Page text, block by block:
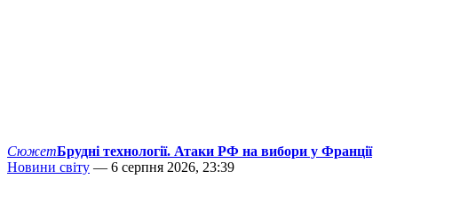
СюжетБрудні технології. Атаки РФ на вибори у Франції
Новини світу — 6 серпня 2026, 23:39